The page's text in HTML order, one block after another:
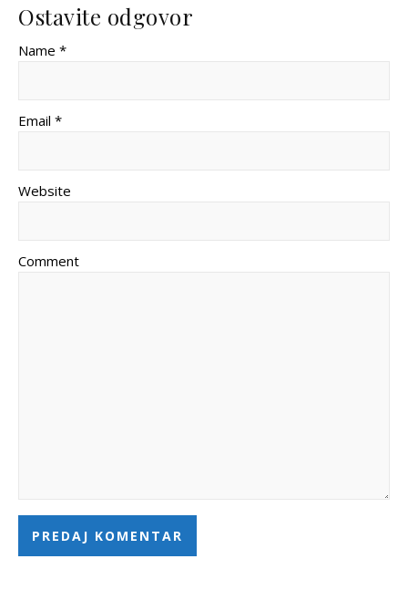
Ostavite odgovor
Name *
Email *
Website
Comment